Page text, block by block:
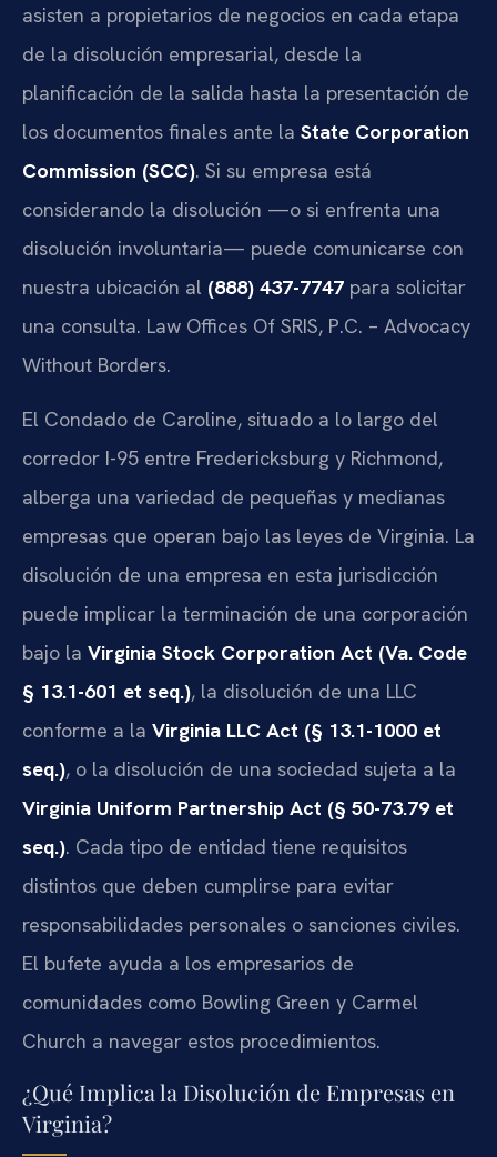
asisten a propietarios de negocios en cada etapa
de la disolución empresarial, desde la
planificación de la salida hasta la presentación de
los documentos finales ante la State Corporation
Commission (SCC). Si su empresa está
considerando la disolución —o si enfrenta una
disolución involuntaria— puede comunicarse con
nuestra ubicación al (888) 437-7747 para solicitar
una consulta. Law Offices Of SRIS, P.C. – Advocacy
Without Borders.
El Condado de Caroline, situado a lo largo del
corredor I-95 entre Fredericksburg y Richmond,
alberga una variedad de pequeñas y medianas
empresas que operan bajo las leyes de Virginia. La
disolución de una empresa en esta jurisdicción
puede implicar la terminación de una corporación
bajo la Virginia Stock Corporation Act (Va. Code
§ 13.1-601 et seq.), la disolución de una LLC
conforme a la Virginia LLC Act (§ 13.1-1000 et
seq.), o la disolución de una sociedad sujeta a la
Virginia Uniform Partnership Act (§ 50-73.79 et
seq.). Cada tipo de entidad tiene requisitos
distintos que deben cumplirse para evitar
responsabilidades personales o sanciones civiles.
El bufete ayuda a los empresarios de
comunidades como Bowling Green y Carmel
Church a navegar estos procedimientos.
¿Qué Implica la Disolución de Empresas en
Virginia?